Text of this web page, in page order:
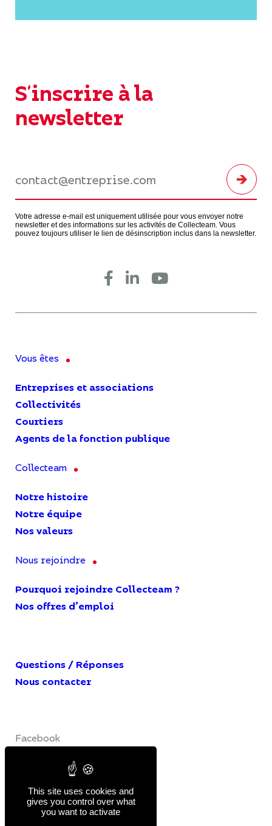
S'inscrire à la
newsletter
Votre adresse e-mail est uniquement utilisée pour vous envoyer notre
newsletter et des informations sur les activités de Collecteam. Vous
pouvez toujours utiliser le lien de désinscription inclus dans la newsletter.
Vous êtes
Entreprises et associations
Collectivités
Courtiers
Agents de la fonction publique
Collecteam
Notre histoire
Notre équipe
Nos valeurs
Nous rejoindre
Pourquoi rejoindre Collecteam ?
Nos offres d’emploi
Questions / Réponses
Nous contacter
Facebook
This site uses cookies and
gives you control over what
you want to activate